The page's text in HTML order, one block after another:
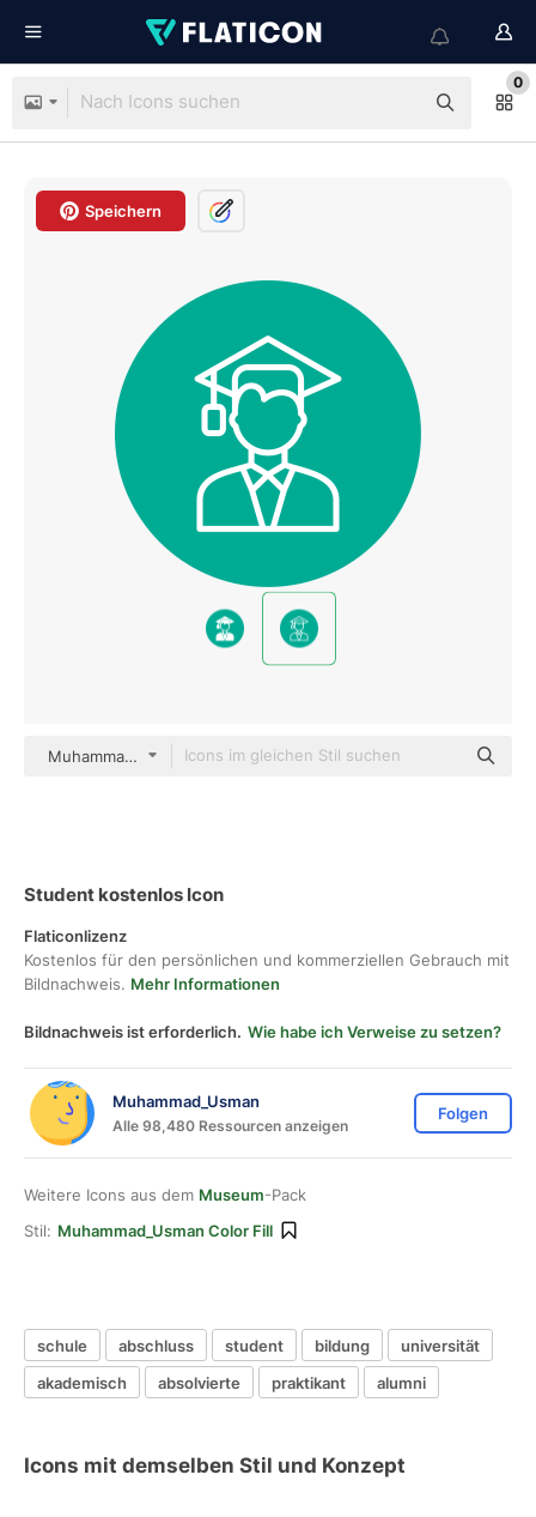
0
Speichern
Muhammad_Usman color fill
Student kostenlos Icon
Flaticonlizenz
Kostenlos für den persönlichen und kommerziellen Gebrauch mit
Bildnachweis. Mehr Informationen
Bildnachweis ist erforderlich. Wie habe ich Verweise zu setzen?
Muhammad_Usman
Alle 98,480 Ressourcen anzeigen
Folgen
Weitere Icons aus dem Museum-Pack
Stil: Muhammad_Usman Color Fill
schule abschluss student bildung
universität
akademisch
absolvierte praktikant alumni
Icons mit demselben Stil und Konzept